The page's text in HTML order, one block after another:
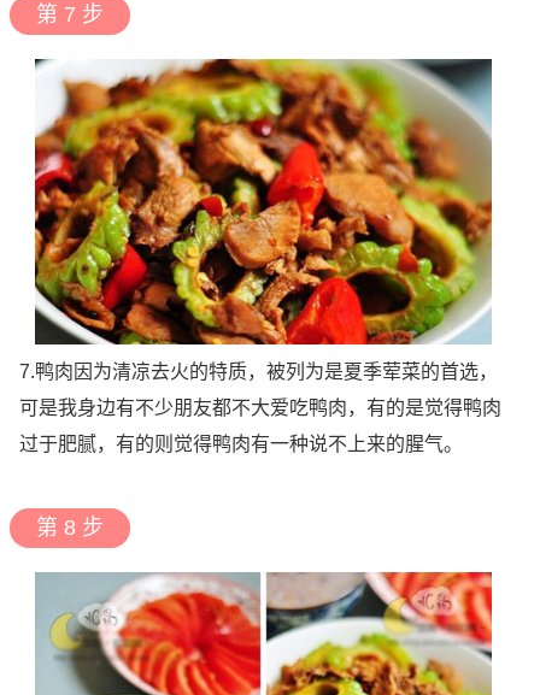
第 7 步
7.鸭肉因为清凉去火的特质，被列为是夏季荤菜的首选，
可是我身边有不少朋友都不大爱吃鸭肉，有的是觉得鸭肉
过于肥腻，有的则觉得鸭肉有一种说不上来的腥气。
第 8 步